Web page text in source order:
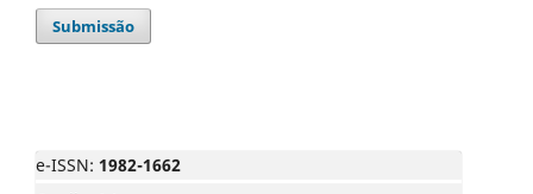
Submissão
e-ISSN: 1982-1662